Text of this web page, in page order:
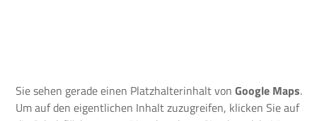
Sie sehen gerade einen Platzhalterinhalt vonGoogle Maps.
Um auf den eigentlichen Inhalt zuzugreifen, klicken Sie auf